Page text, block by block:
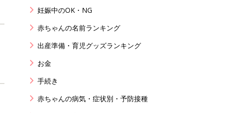
妊娠中のOK・NG
赤ちゃんの名前ランキング
出産準備・育児グッズランキング
お金
手続き
赤ちゃんの病気・症状別・予防接種